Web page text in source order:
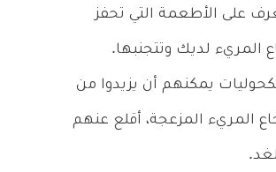
على الأطعمة التي تحفز
المريء لديك وتتجنبها.
يمكنهم أن يزيدوا من
المريء المزعجة، أقلع عنهم